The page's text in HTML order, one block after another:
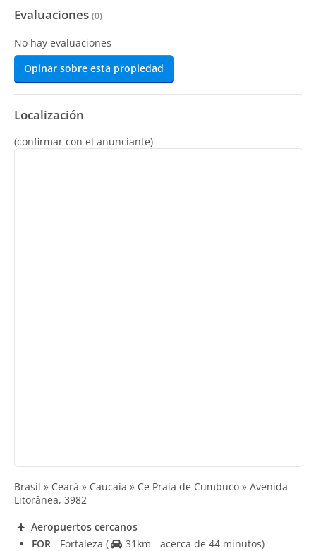
Evaluaciones (0)
No hay evaluaciones
Opinar sobre esta propiedad
Localización
(confirmar con el anunciante)
Brasil » Ceará » Caucaia » Ce Praia de Cumbuco » Avenida
Litorânea, 3982
Aeropuertos cercanos
FOR - Fortaleza ( 31km - acerca de 44 minutos)